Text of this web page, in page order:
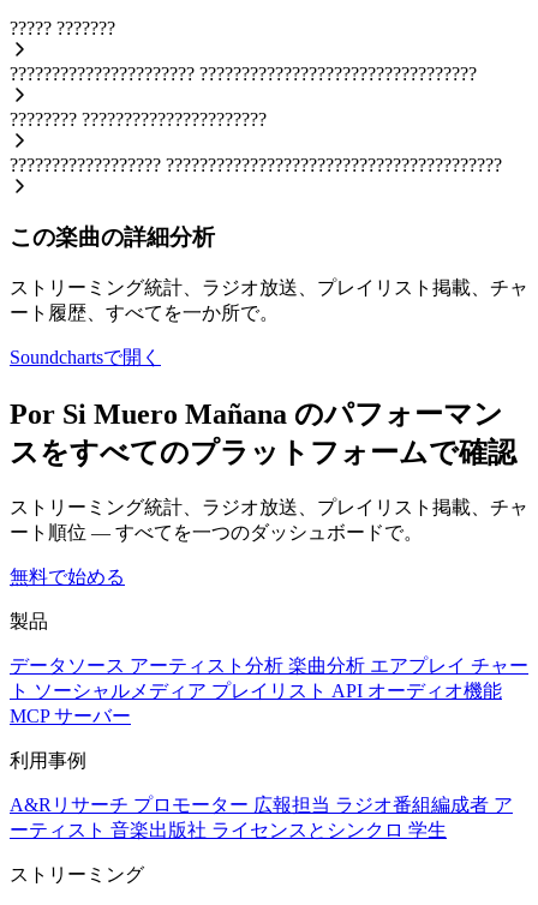
????? ???????
?????????????????????? ?????????????????????????????????
???????? ??????????????????????
?????????????????? ????????????????????????????????????????
この楽曲の詳細分析
ストリーミング統計、ラジオ放送、プレイリスト掲載、チャ
ート履歴、すべてを一か所で。
Soundchartsで開く
Por Si Muero Mañana のパフォーマン
スをすべてのプラットフォームで確認
ストリーミング統計、ラジオ放送、プレイリスト掲載、チャ
ート順位 — すべてを一つのダッシュボードで。
無料で始める
製品
データソース アーティスト分析 楽曲分析 エアプレイ チャー
ト ソーシャルメディア プレイリスト API オーディオ機能
MCP サーバー
利用事例
A&Rリサーチ プロモーター 広報担当 ラジオ番組編成者 ア
ーティスト 音楽出版社 ライセンスとシンクロ 学生
ストリーミング